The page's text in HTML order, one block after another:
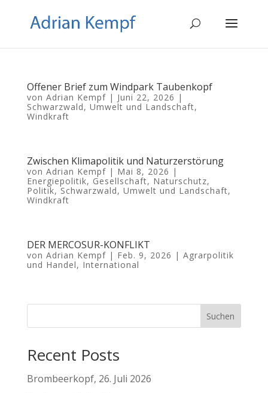
Offener Brief zum Windpark Taubenkopf
von Adrian Kempf| Juni 22, 2026 |
Schwarzwald, Umwelt und Landschaft,
Windkraft
Zwischen Klimapolitik und Naturzerstörung
von Adrian Kempf| Mai 8, 2026 |
Energiepolitik, Gesellschaft, Naturschutz,
Politik,Schwarzwald, Umwelt und Landschaft,
Windkraft
DER MERCOSUR-KONFLIKT
von Adrian Kempf| Feb. 9, 2026 | Agrarpolitik
und Handel, International
Suchen
Recent Posts
Brombeerkopf, 26. Juli 2026